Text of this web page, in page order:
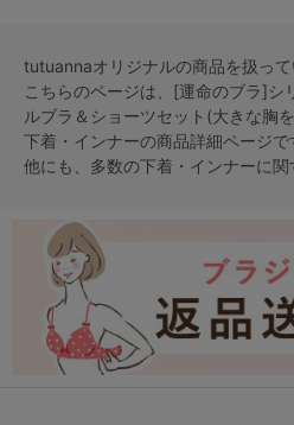
tutuannaオリジナルの商品を扱って
こちらのページは、[運命のブラ]シ
ルブラ＆ショーツセット(大きな胸
下着・インナーの商品詳細ページで
他にも、多数の下着・インナーに関